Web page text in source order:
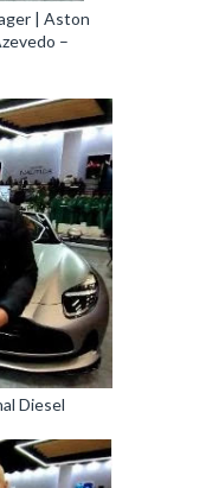
| Aston
–
Diesel